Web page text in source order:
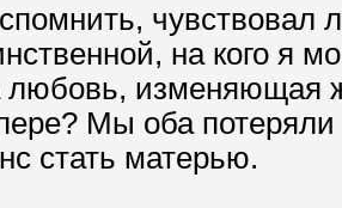
на кого я
любовь, изменяющая
Мы оба
стать матерью.